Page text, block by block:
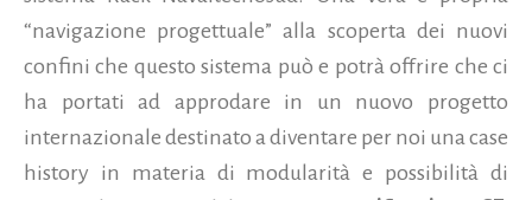
“navigazione progettuale” alla scoperta dei nuovi
confini che questo sistema può e potrà offrire che ci
ha portati ad approdare in un nuovo progetto
internazionale destinato a diventare per noi una case
history in materia di modularità e possibilità di